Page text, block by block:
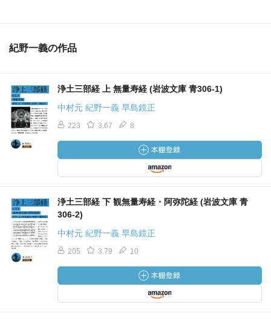
紀野一義の作品
浄土三部経 上 無量寿経 (岩波文庫 青306-1)
中村元 紀野一義 早島鏡正
223 3.67 8
浄土三部経 下 観無量寿経・阿弥陀経 (岩波文庫 青
306-2)
中村元 紀野一義 早島鏡正
205 3.79 10